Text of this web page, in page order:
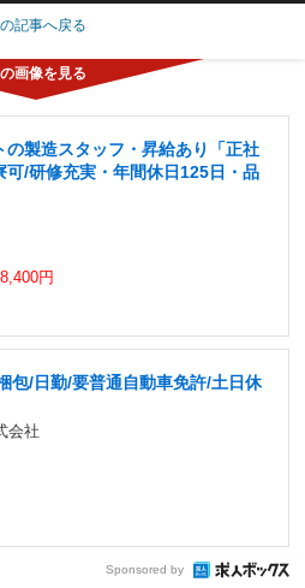
の記事へ戻る
の製造スタッフ・昇給あり「正社
可/研修充実・年間休日125日・品
円
包/日勤/要普通自動車免許/土日休
会社
Sponsored by